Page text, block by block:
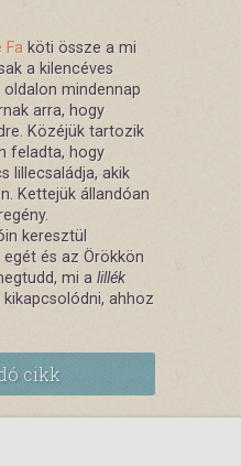
Fa köti össze a mi
a kilencéves
oldalon mindennap
arra, hogy
Közéjük tartozik
feladta, hogy
lillecsaládja, akik
Kettejük állandóan
keresztül
és az Örökkön
mi a lillék
ahhoz
cikk